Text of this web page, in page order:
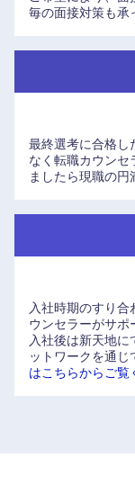
毎の面接対策も承
最終選考に合格し
なく転職カウンセ
ましたら現職の円
入社時期のすり
ウンセラーがサポ
入社後は新天地に
ットワークを通
はこちらからご覧